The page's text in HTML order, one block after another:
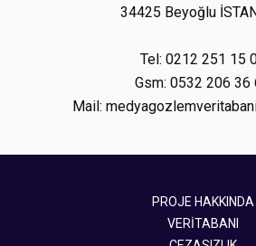
34425 Beyoğlu
Tel: 0212 251 15
Gsm: 0532 206 36
Mail:
PROJE HAKKINDA
VERİTABANI